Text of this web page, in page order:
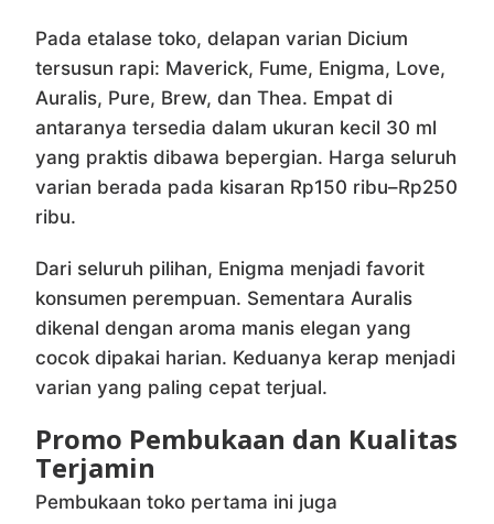
Pada etalase toko, delapan varian Dicium
tersusun rapi: Maverick, Fume, Enigma, Love,
Auralis, Pure, Brew, dan Thea. Empat di
antaranya tersedia dalam ukuran kecil 30 ml
yang praktis dibawa bepergian. Harga seluruh
varian berada pada kisaran Rp150 ribu–Rp250
ribu.
Dari seluruh pilihan, Enigma menjadi favorit
konsumen perempuan. Sementara Auralis
dikenal dengan aroma manis elegan yang
cocok dipakai harian. Keduanya kerap menjadi
varian yang paling cepat terjual.
Promo Pembukaan dan Kualitas
Terjamin
Pembukaan toko pertama ini juga